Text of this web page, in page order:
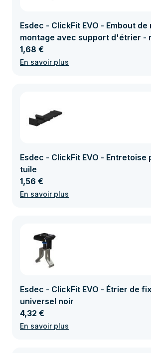
Esdec - ClickFit EVO - Embout de
montage avec support d'étrier -
1,68 €
En savoir plus
Esdec - ClickFit EVO -
tuile
1,56 €
En savoir plus
Esdec - ClickFit EVO - Étrier de
universel noir
4,32 €
En savoir plus